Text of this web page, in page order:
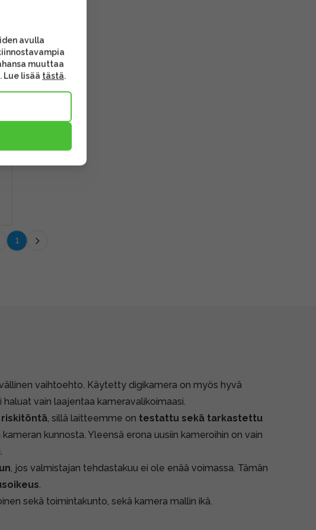
1
vaihtoehto. Käytetty digikamera on myös hyvä
vain laajentaa kameravalikoimaasi.
, sillä laitteemme on testattu sekä tarkastettu
kunnosta. Yleensä erona uusiin kameroihin on vain
, jos valmistajan tehdastakuu ei ole enää voimassa. Tämän
.
sekä toimintakunto, sekä kamera mallin ikä.
avulla
muuttaa
Lue lisää tästä.